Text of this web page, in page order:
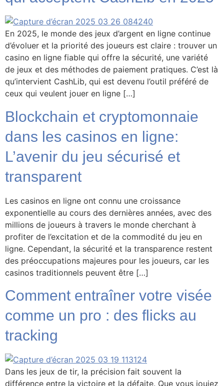
En 2025, le monde des jeux d’argent en ligne continue
d’évoluer et la priorité des joueurs est claire : trouver un
casino en ligne fiable qui offre la sécurité, une variété
de jeux et des méthodes de paiement pratiques. C’est là
qu’intervient CashLib, qui est devenu l’outil préféré de
ceux qui veulent jouer en ligne […]
Blockchain et cryptomonnaie
dans les casinos en ligne:
L’avenir du jeu sécurisé et
transparent
Les casinos en ligne ont connu une croissance
exponentielle au cours des dernières années, avec des
millions de joueurs à travers le monde cherchant à
profiter de l’excitation et de la commodité du jeu en
ligne. Cependant, la sécurité et la transparence restent
des préoccupations majeures pour les joueurs, car les
casinos traditionnels peuvent être […]
Comment entraîner votre visée
comme un pro : des flicks au
tracking
Dans les jeux de tir, la précision fait souvent la
différence entre la victoire et la défaite. Que vous jouiez